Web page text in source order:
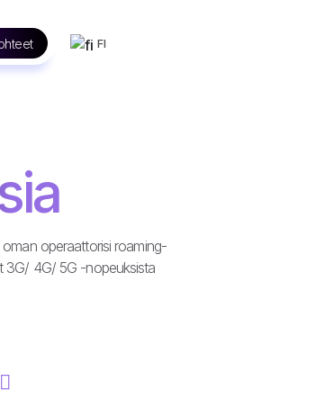
FI
operaattorisi roaming-
3G/ 4G/ 5G -nopeuksista